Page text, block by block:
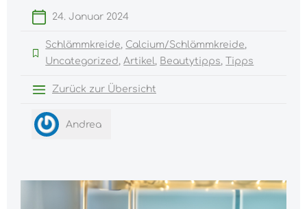
24. Januar 2024
Schlämmkreide Calcium/Schlämmkreide
Uncategorized Artikel Beautytipps Tipps
Zurück zur Übersicht
Andrea